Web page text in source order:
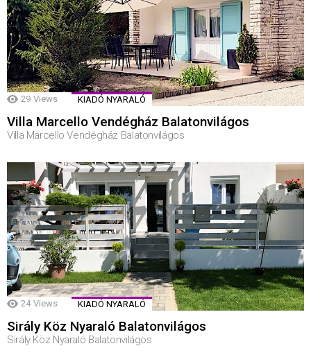
29 Views KIADÓ NYARALÓ
Villa Marcello Vendégház Balatonvilágos
Villa Marcello Vendégház Balatonvilágos
24 Views KIADÓ NYARALÓ
Sirály Köz Nyaraló Balatonvilágos
Sirály Köz Nyaraló Balatonvilágos